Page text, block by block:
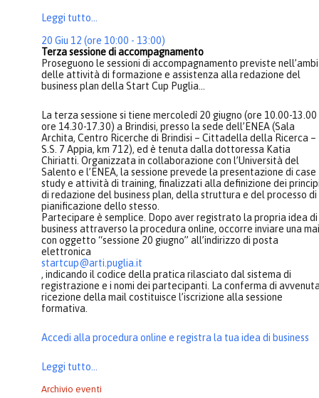
Leggi tutto...
20 Giu 12 (ore 10:00 - 13:00)
Terza sessione di accompagnamento
Proseguono le sessioni di accompagnamento previste
delle attività di formazione e assistenza alla redazione del
business plan della Start Cup Puglia
La terza sessione si tiene mercoledì 20 giugno (ore 10.00-13.00
ore 14.30-17.30) a Brindisi, presso la sede dell’ENEA (Sala
Archita, Centro Ricerche di Brindisi – Cittadella della Ricerca –
S.S. 7 Appia, km 712), ed è tenuta dalla dottoressa Katia
Chiriatti . Organizzata in collaborazione con l’Università del
Salento e l’ENEA, la sessione prevede la presentazione di case
study e attività di training, finalizzati alla definizione dei
di redazione del business plan, della struttura e del processo di
pianificazione dello stesso.
Partecipare è semplice. Dopo aver registrato la propria idea di
business attraverso la procedura online, occorre inviare una
con oggetto “sessione 20 giugno” all’indirizzo di posta
elettronica
startcup@arti.puglia.it
, indicando il codice della pratica rilasciato dal sistema di
registrazione e i nomi dei partecipanti. La conferma di
ricezione della mail costituisce l’iscrizione alla sessione
formativa.
Accedi alla procedura online e registra la tua idea di business
Leggi tutto...
Archivio eventi